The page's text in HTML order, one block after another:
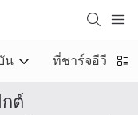
น ที่ชาร์จอีวี
ต์